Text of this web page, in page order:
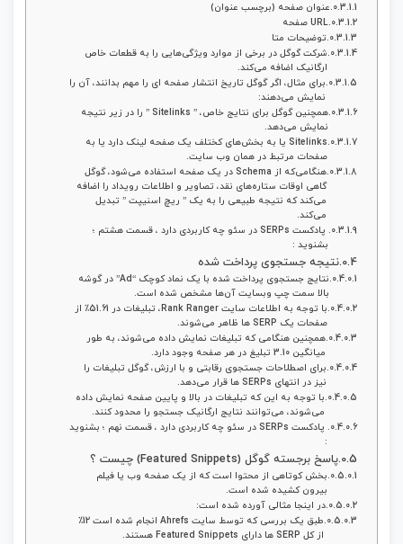
عنوان صفحه (برچسب عنوان)
URL صفحه
توضیحات متا
شرکت گوگل در برخی از موارد ویژگی‌هایی را به قطعات خاص
ارگانیک اضافه می‌کند.
برای مثال، اگر گوگل تاریخ انتشار صفحه ای را مهم بدانند، آن را
نمایش می‌دهند:
همچنین گوگل برای نتایج خاص، ” Sitelinks ” را در زیر نتیجه
نمایش می‌دهد.
Sitelinks یا به بخش‌های کختلف یک صفحه لینک دارد یا به
صفحات مرتبط در همان وب‌ سایت.
هنگامی‌که از Schema در یک صفحه استفاده می‌شود، گوگل
گاهی اوقات ستاره‌های نقد، تصاویر و اطلاعات رویداد را اضافه
می‌کند که نتیجه طبیعی را به یک ” ریچ اسنیپت ” تبدیل
می‌کند.
پادکست SERPs در سئو چه کاربردی دارد ، قسمت هشتم ؛
بشنوید :
نتیجه جستجوی پرداخت‌ شده
نتایج جستجوی پرداخت‌ شده با یک نماد کوچک “Ad” در گوشه
بالا سمت چپ وبسایت آن‌ها مشخص‌ شده است.
با توجه به اطلاعات سایت Rank Ranger، تبلیغات در 51.61٪ از
صفحات یک SERP ها ظاهر می‌شوند.
همچنین هنگامی‌ که تبلیغات نمایش داده می‌شوند، به‌ طور
میانگین 3.10 تبلیغ در هر صفحه وجود دارد.
برای اصطلاحات جستجوی رقابتی و با ارزش، گوگل تبلیغات را
نیز در انتهای SERPs ها قرار می‌دهد.
با توجه به این‌ که تبلیغات در بالا و پایین صفحه‌ نمایش داده
می‌شوند، می‌توانند نتایج ارگانیک جستجو را محدود کنند.
پادکست SERPs در سئو چه کاربردی دارد ، قسمت نهم ؛ بشنوید
:
پاسخ برجسته گوگل (Featured Snippets) چیست ؟
بخش کوتاهی از محتوا است که از یک صفحه وب یا فیلم
بیرون کشیده شده است.
در اینجا مثالی آورده شده است:
طبق یک بررسی که توسط سایت Ahrefs انجام شده است 12٪
از کل SERP ها دارای Featured Snippets هستند.